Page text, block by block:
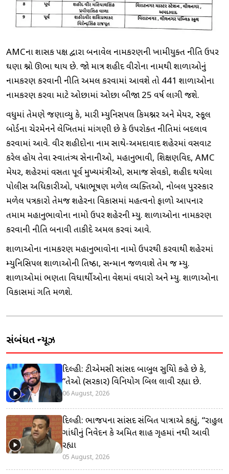
AMCના શાસક પક્ષ દ્વારા બનાવેલ નામકરણની ખામીયુક્ત નીતિ ઉપર
ઘણા પ્રશ્નો ઊભા થાય છે. જો માત્ર શહીદ વીરોના નામથી શાળાઓનું
નામકરણ કરવાની નીતિ અમલ કરવામાં આવશે તો 441 શાળાઓના
નામકરણ કરવા માટે ઓછામાં ઓછા બીજા 25 વર્ષ લાગી જશે.
વધુમાં તેમણે જણાવ્યુ કે, મારી મ્યુનિસપલ કિમશ્નર અને મેયર, સ્કૂલ
બોર્ડના ચેરમેનને લેખિતમાં માંગણી છે કે ઉપરોક્ત નીતિમાં બદલાવ
કરવામાં આવે. વીર શહીદોના નામ સાથે-અમદાવાદ શહેરમાં વસવાટ
કરેલ હોય તેવા સ્વાતંત્ર્ય સેનાનીઓ, મહાનુભાવી, શિક્ષણવિદ, AMC
મેયર, શહેરમાં વસતા પૂર્વ મુખ્યમંત્રીઓ, સમાજ સેવકો, શહીદ થયેલા
પોલીસ અધિકારીઓ, પદ્માભૂષણ મળેલ વ્યક્તિઓ, નોબલ પુરસ્કાર
મળેલ પત્રકારો તેમજ શહેરના વિકાસમાં મહત્વનો ફાળો આપનાર
તમામ મહાનુભાવોના નામો ઉપર શહેરની મ્યુ. શાળાઓના નામકરણ
કરવાની નીતિ બનાવી તાકીદે અમલ કરવાં આવે.
શાળાઓના નામકરણ મહાનુભાવોના નામો ઉપરથી કરવાથી શહેરમાં
મ્યુનિસિપલ શાળાઓની પ્રતિષ્ઠા, સન્માન જળવાશે તેમ જ મ્યુ.
શાળાઓમાં ભણતા વિધાર્થીઓના પ્રવેશમાં વધારો અને મ્યુ. શાળાઓના
વિકાસમાં ગતિ મળશે.
સંબંધિત ન્યૂઝ
દિલ્હી: ટીએમસી સાંસદ બાબુલ સુપ્રિયો કહે છે કે,
“તેઓ (સરકાર) વિનિયોગ બિલ લાવી રહ્યા છે.
06 August, 2026
દિલ્હી: ભાજપના સાંસદ સંબિત પાત્રાએ કહ્યું, “રાહુલ
ગાંધીનું નિવેદન કે અમિત શાહ ગૃહમાં નથી આવી
રહ્યા
05 August, 2026